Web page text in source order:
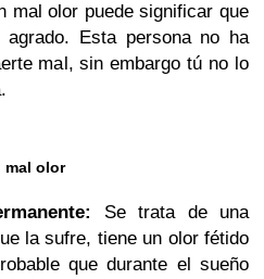
mal olor puede significar que
Esta persona no ha
mal, sin embargo tú no lo
mal olor
Se trata de una
la sufre, tiene un olor fétido
que durante el sueño